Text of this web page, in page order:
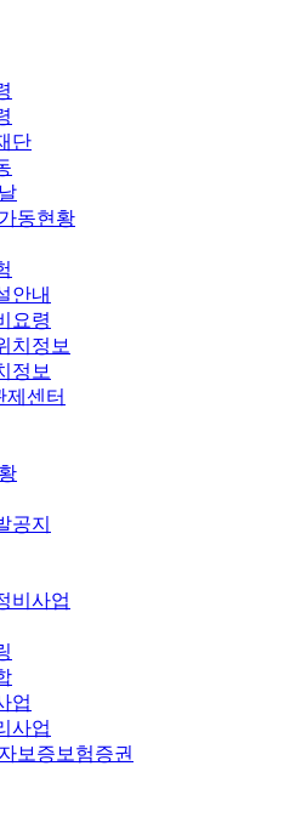
단
동현황
안내
요령
치정보
정보
제센터
공지
비사업
업
사업
보증보험증권